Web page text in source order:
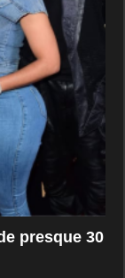
presque 30